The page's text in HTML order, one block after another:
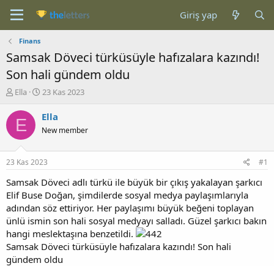
Giriş yap
Finans
Samsak Döveci türküsüyle hafızalara kazındı!
Son hali gündem oldu
K
n
b
u
u
b
a
ş
l
a
t
a
n
Ella
B
ş
a
g
ı
ç
a
r
i
h
i
23 Kas 2023
E Ella
New member
23 Kas 2023 #1
Samsak Döveci adlı türkü ile büyük bir çıkış yakalayan şarkıcı
Elif Buse Doğan, şimdilerde sosyal medya paylaşımlarıyla
adından söz ettiriyor. Her paylaşımı büyük beğeni toplayan
ünlü ismin son hali sosyal medyayı salladı. Güzel şarkıcı bakın
hangi meslektaşına benzetildi.
Samsak Döveci türküsüyle hafızalara kazındı! Son hali
gündem oldu